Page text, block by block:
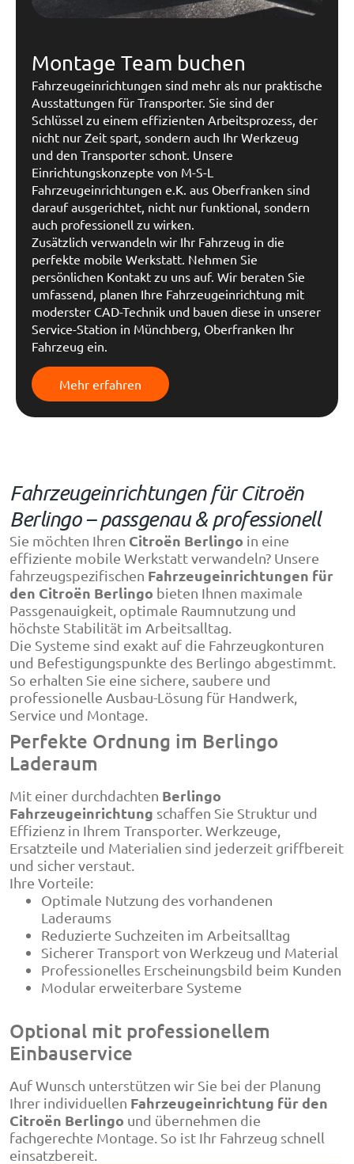
Montage Team buchen
Fahrzeugeinrichtungen sind mehr als nur praktische
Ausstattungen für Transporter. Sie sind der
Schlüssel zu einem effizienten Arbeitsprozess, der
nicht nur Zeit spart, sondern auch Ihr Werkzeug
und den Transporter schont. Unsere
Einrichtungskonzepte von M-S-L
Fahrzeugeinrichtungen e.K. aus Oberfranken sind
darauf ausgerichtet, nicht nur funktional, sondern
auch professionell zu wirken.
Zusätzlich verwandeln wir Ihr Fahrzeug in die
perfekte mobile Werkstatt. Nehmen Sie
persönlichen Kontakt zu uns auf. Wir beraten Sie
umfassend, planen Ihre Fahrzeugeinrichtung mit
moderster CAD-Technik und bauen diese in unserer
Service-Station in Münchberg, Oberfranken Ihr
Fahrzeug ein.
Mehr erfahren
Fahrzeugeinrichtungen für Citroën
Berlingo – passgenau & professionell
Sie möchten Ihren Citroën Berlingo in eine
effiziente mobile Werkstatt verwandeln? Unsere
fahrzeugspezifischen Fahrzeugeinrichtungen für
den Citroën Berlingo bieten Ihnen maximale
Passgenauigkeit, optimale Raumnutzung und
höchste Stabilität im Arbeitsalltag.
Die Systeme sind exakt auf die Fahrzeugkonturen
und Befestigungspunkte des Berlingo abgestimmt.
So erhalten Sie eine sichere, saubere und
professionelle Ausbau-Lösung für Handwerk,
Service und Montage.
Perfekte Ordnung im Berlingo
Laderaum
Mit einer durchdachten Berlingo
Fahrzeugeinrichtung schaffen Sie Struktur und
Effizienz in Ihrem Transporter. Werkzeuge,
Ersatzteile und Materialien sind jederzeit griffbereit
und sicher verstaut.
Ihre Vorteile:
Optimale Nutzung des vorhandenen
Laderaums
Reduzierte Suchzeiten im Arbeitsalltag
Sicherer Transport von Werkzeug und Material
Professionelles Erscheinungsbild beim Kunden
Modular erweiterbare Systeme
Optional mit professionellem
Einbauservice
Auf Wunsch unterstützen wir Sie bei der Planung
Ihrer individuellen Fahrzeugeinrichtung für den
Citroën Berlingo und übernehmen die
fachgerechte Montage. So ist Ihr Fahrzeug schnell
einsatzbereit.